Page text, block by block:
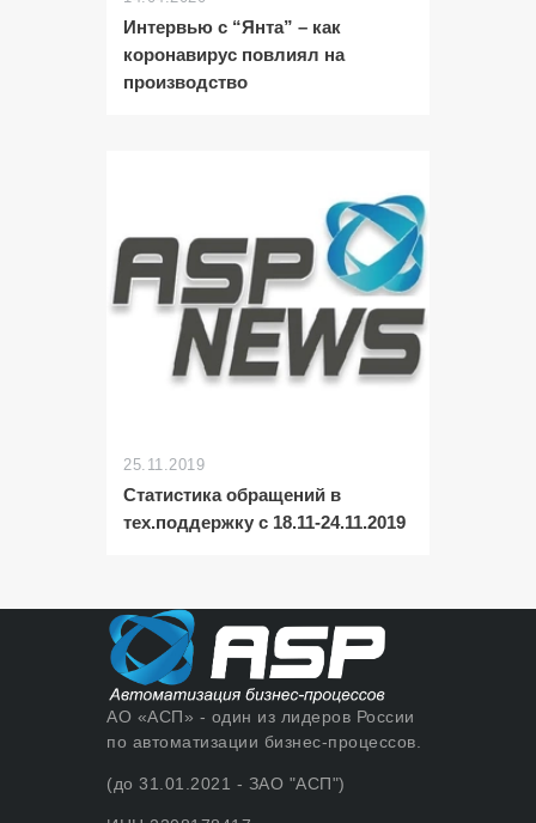
Интервью с “Янта” – как
коронавирус повлиял на
производство
25.11.2019
Статистика обращений в
тех.поддержку с 18.11-24.11.2019
АО «АСП» - один из лидеров России
по автоматизации бизнес-процессов.
(до 31.01.2021 - ЗАО "АСП")